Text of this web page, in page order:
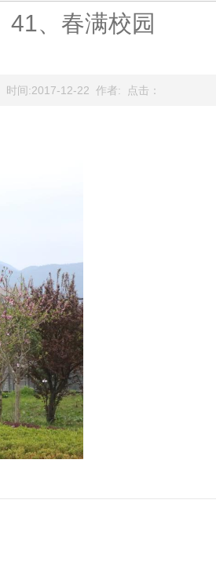
41、春满校园
时间:2017-12-22 作者: 点击：